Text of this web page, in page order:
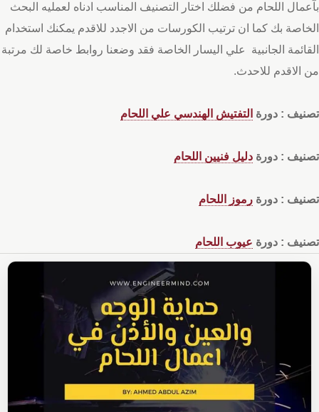
بآعمال اللحام من فضلك اختار التصنيف المناسب ادناه لعمليه البحث
الخاصة بك كما ان ترتيب الكورسات من الاجدد للاقدم يمكنك استخدام
القائمة الجانبية علي اليسار الخاصة فقد وضعنا روابط خاصة لك مرتبة
من الاقدم للاحدث.
تصنيف : دورة التفتيش الهندسي علي اللحام
تصنيف : دورة دليل فنيين اللحام
تصنيف : دورة رموز اللحام
تصنيف : دورة عيوب اللحام